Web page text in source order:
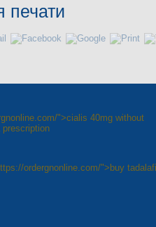
печати
">cialis 40mg without
ordergnonline.com/">buy